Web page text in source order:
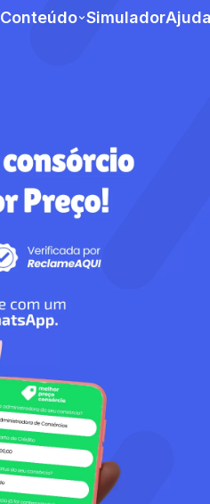
Conteúdo Simulador